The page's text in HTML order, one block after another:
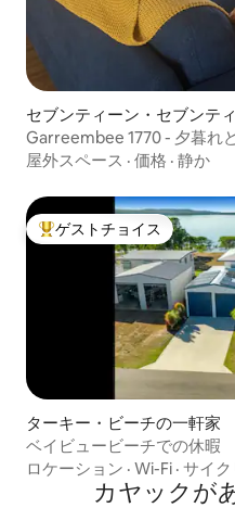
セブンティーン・セブンテ
Garreembee 1770 - 夕暮れ
屋外スペース · 価格 · 静か
大好評のゲストチョイスで
ゲストチョイス
ターキー・ビーチの一軒家
ベイビュービーチでの休暇
ロケーション · Wi-Fi · サイ
カヤックが